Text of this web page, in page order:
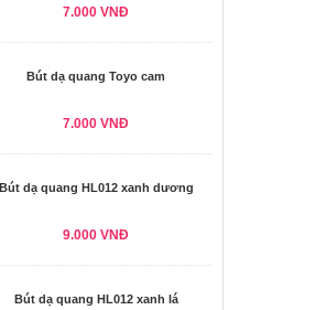
7.000 VNĐ
Bút dạ quang Toyo cam
7.000 VNĐ
Bút dạ quang HL012 xanh dương
9.000 VNĐ
Bút dạ quang HL012 xanh lá